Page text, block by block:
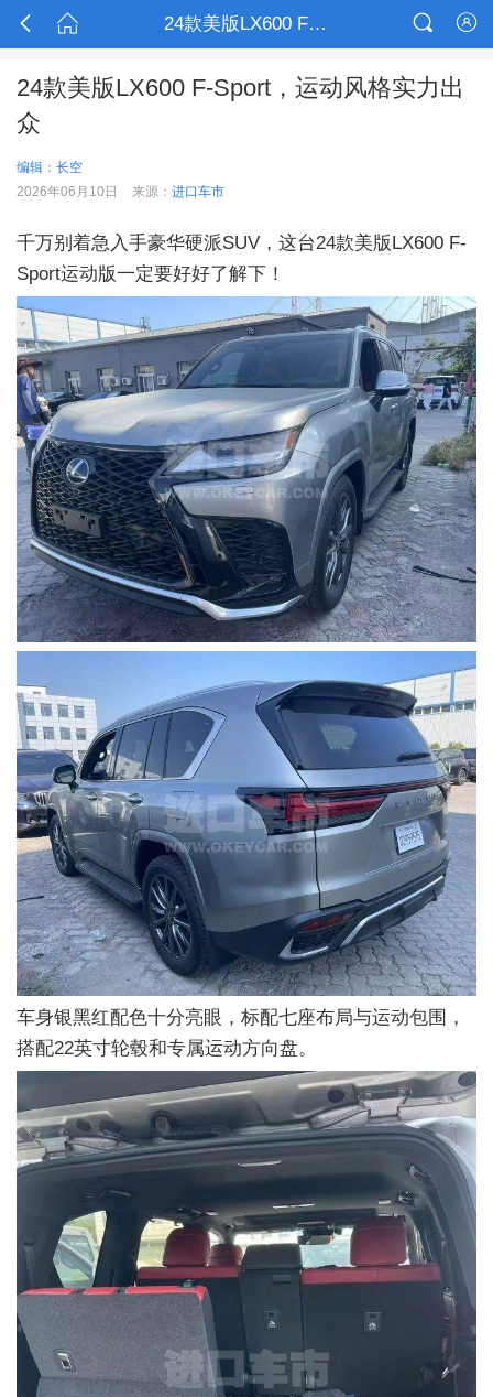
  24款美版LX600 F-Sport，运动风格实力出众 

24款美版LX600 F-Sport，运动风格实力出
众
编辑：长空
2026年06月10日
来源： 进口车市
千万别着急入手豪华硬派SUV，这台24款美版LX600 F-
Sport运动版一定要好好了解下！
车身银黑红配色十分亮眼，标配七座布局与运动包围，
搭配22英寸轮毂和专属运动方向盘。